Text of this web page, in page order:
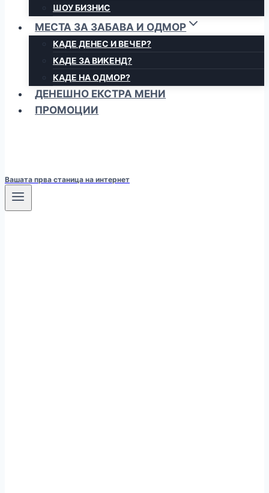
ШОУ БИЗНИС
МЕСТА ЗА ЗАБАВА И ОДМОР
КАДЕ ДЕНЕС И ВЕЧЕР?
КАДЕ ЗА ВИКЕНД?
КАДЕ НА ОДМОР?
ДЕНЕШНО ЕКСТРА МЕНИ
ПРОМОЦИИ
Вашата прва станица на интернет